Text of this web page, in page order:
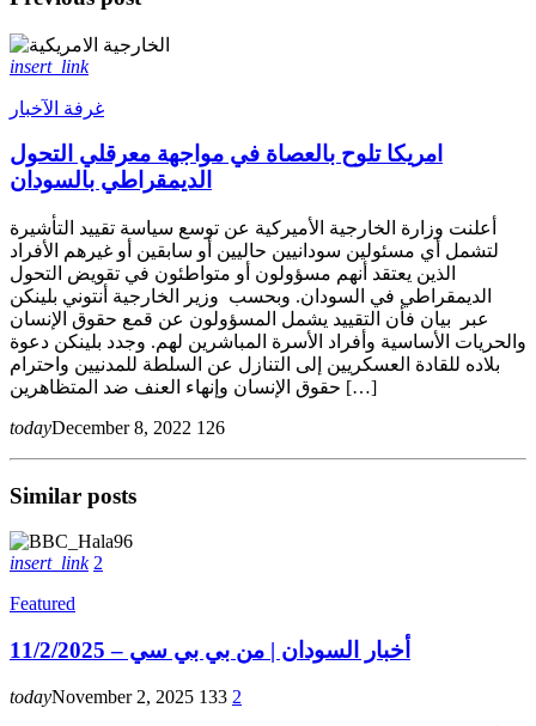
insert_link
غرفة الآخبار
امريكا تلوح بالعصاة في مواجهة معرقلي التحول
الديمقراطي بالسودان
أعلنت وزارة الخارجية الأميركية عن توسع سياسة تقييد التأشيرة
لتشمل أي مسئولين سودانيين حاليين أو سابقين أو غيرهم الأفراد
الذين يعتقد أنهم مسؤولون أو متواطئون في تقويض التحول
الديمقراطي في السودان. وبحسب وزير الخارجية أنتوني بلينكن
عبر بيان فأن التقييد يشمل المسؤولون عن قمع حقوق الإنسان
والحريات الأساسية وأفراد الأسرة المباشرين لهم. وجدد بلينكن دعوة
بلاده للقادة العسكريين إلى التنازل عن السلطة للمدنيين واحترام
حقوق الإنسان وإنهاء العنف ضد المتظاهرين […]
todayDecember 8, 2022 126
Similar posts
insert_link 2
Featured
أخبار السودان | من بي بي سي – 11/2/2025
todayNovember 2, 2025 133 2